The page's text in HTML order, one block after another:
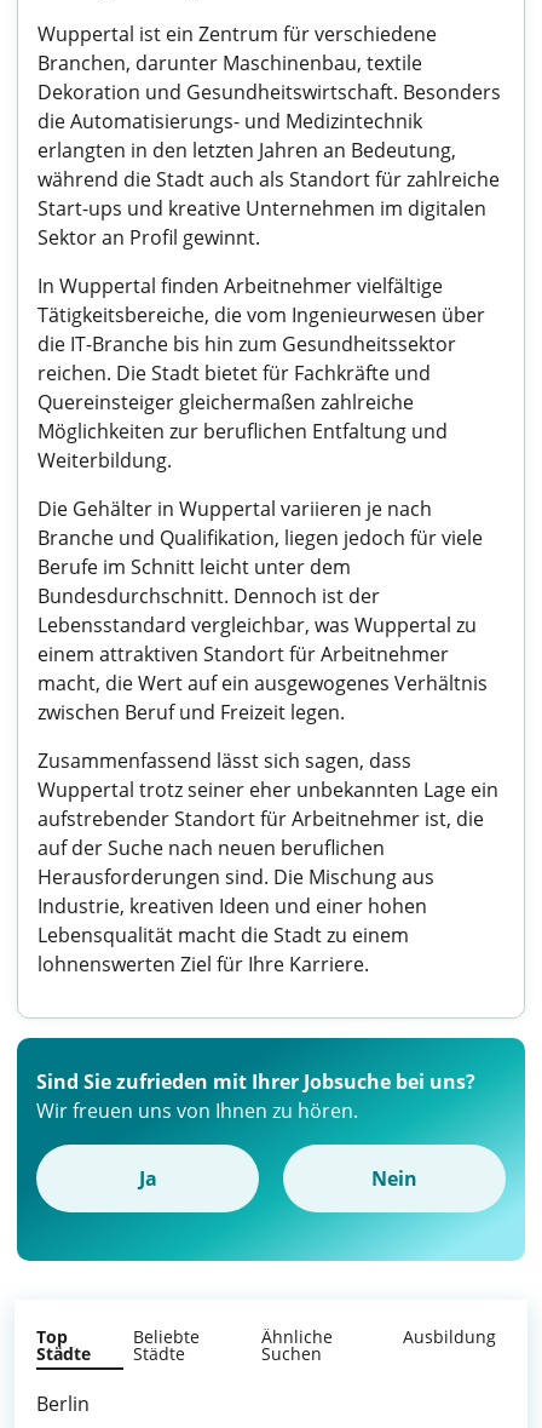
Wuppertal ist ein Zentrum für verschiedene
Branchen, darunter Maschinenbau, textile
Dekoration und Gesundheitswirtschaft. Besonders
die Automatisierungs- und Medizintechnik
erlangten in den letzten Jahren an Bedeutung,
während die Stadt auch als Standort für zahlreiche
Start-ups und kreative Unternehmen im digitalen
Sektor an Profil gewinnt.
In Wuppertal finden Arbeitnehmer vielfältige
Tätigkeitsbereiche, die vom Ingenieurwesen über
die IT-Branche bis hin zum Gesundheitssektor
reichen. Die Stadt bietet für Fachkräfte und
Quereinsteiger gleichermaßen zahlreiche
Möglichkeiten zur beruflichen Entfaltung und
Weiterbildung.
Die Gehälter in Wuppertal variieren je nach
Branche und Qualifikation, liegen jedoch für viele
Berufe im Schnitt leicht unter dem
Bundesdurchschnitt. Dennoch ist der
Lebensstandard vergleichbar, was Wuppertal zu
einem attraktiven Standort für Arbeitnehmer
macht, die Wert auf ein ausgewogenes Verhältnis
zwischen Beruf und Freizeit legen.
Zusammenfassend lässt sich sagen, dass
Wuppertal trotz seiner eher unbekannten Lage ein
aufstrebender Standort für Arbeitnehmer ist, die
auf der Suche nach neuen beruflichen
Herausforderungen sind. Die Mischung aus
Industrie, kreativen Ideen und einer hohen
Lebensqualität macht die Stadt zu einem
lohnenswerten Ziel für Ihre Karriere.
Sind Sie zufrieden mit Ihrer Jobsuche bei uns?
Wir freuen uns von Ihnen zu hören.
Ja Nein
Top
Städte
Beliebte
Städte
Ähnliche
Suchen
Ausbildung
Berlin